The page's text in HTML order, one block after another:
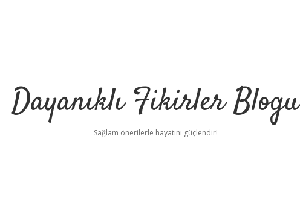
Dayanıklı Fikirler Blogu
Sağlam önerilerle hayatını güçlendir!